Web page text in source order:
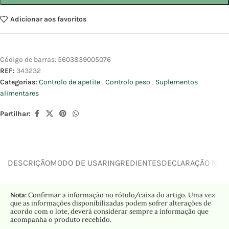
Adicionar aos favoritos
Código de barras: 5603839005076
REF: 343232
Categorias: Controlo de apetite, Controlo peso , Suplementos
alimentares
Partilhar:
DESCRIÇÃOMODO DE USARINGREDIENTESDECLARAÇÃO
Nota:Confirmar a informação no rótulo/caixa do artigo. Uma vez
que as informações disponibilizadas podem sofrer alterações de
acordo com o lote, deverá considerar sempre a informação que
acompanha o produto recebido.